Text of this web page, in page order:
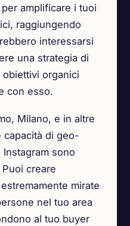
amplificare i tuoi
raggiungendo
interessarsi
una strategia di
organici
con esso.
Milano, e in altre
capacità di geo-
sono
creare
mirate
nel tuo area
al tuo buyer